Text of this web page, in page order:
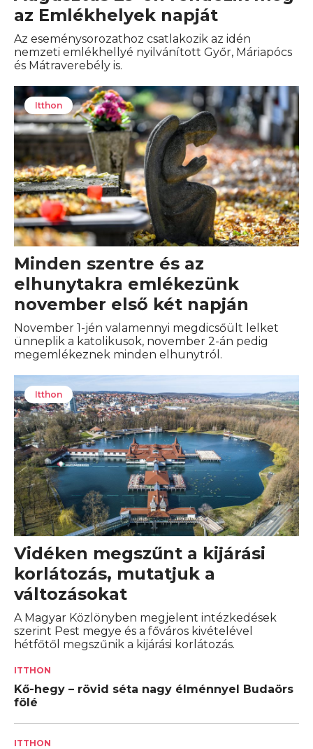
az Emlékhelyek napját
Az eseménysorozathoz csatlakozik az idén
nemzeti emlékhellyé nyilvánított Győr, Máriapócs
és Mátraverebély is.
Itthon
Minden szentre és az
elhunytakra emlékezünk
november első két napján
November 1-jén valamennyi megdicsőült lelket
ünneplik a katolikusok, november 2-án pedig
megemlékeznek minden elhunytról.
Itthon
Vidéken megszűnt a kijárási
korlátozás, mutatjuk a
változásokat
A Magyar Közlönyben megjelent intézkedések
szerint Pest megye és a főváros kivételével
hétfőtől megszűnik a kijárási korlátozás.
ITTHON
Kő-hegy – rövid séta nagy élménnyel Budaörs
fölé
ITTHON